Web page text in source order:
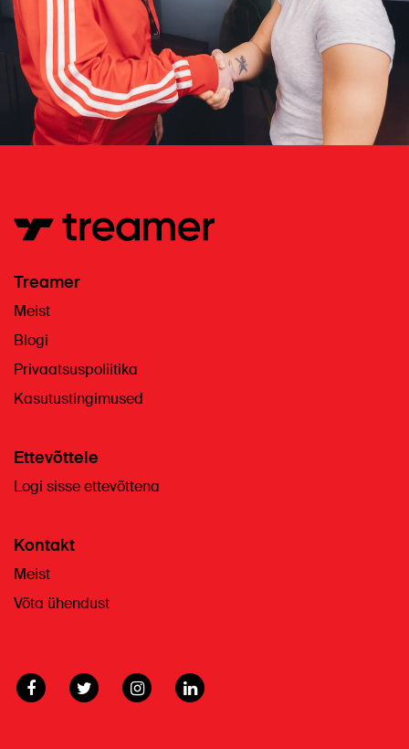
Treamer
Meist
Blogi
Privaatsuspoliitika
Kasutustingimused
Ettevõttele
Logi sisse ettevõttena
Kontakt
Meist
Võta ühendust